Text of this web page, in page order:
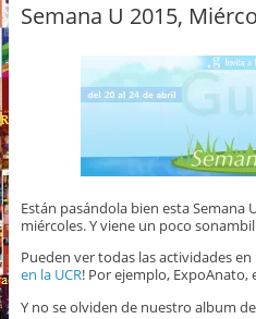
Semana U 2015,
Están pasándola bien esta Semana
miércoles. Y viene un poco
Pueden ver todas las actividades en
en la UCR! Por ejemplo, ExpoAnato,
Y no se olviden de nuestro album